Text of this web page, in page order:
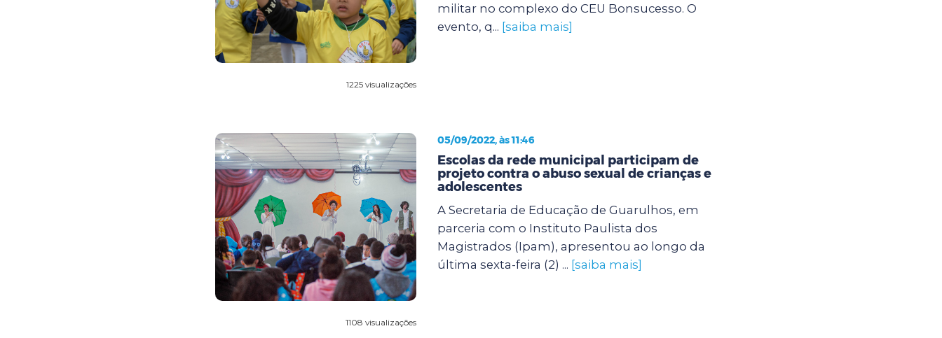
1225 visualizações
militar no complexo do CEU Bonsucesso. O
evento, q... [saiba mais]
1108 visualizações
05/09/2022, às 11:46
Escolas da rede municipal participam de
projeto contra o abuso sexual de crianças e
adolescentes
A Secretaria de Educação de Guarulhos, em
parceria com o Instituto Paulista dos
Magistrados (Ipam), apresentou ao longo da
última sexta-feira (2) ... [saiba mais]